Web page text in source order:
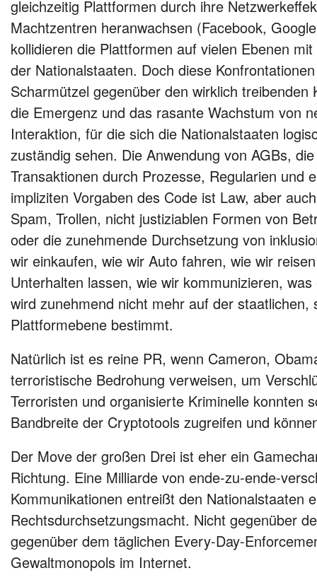
gleichzeitig Plattformen durch ihre
Machtzentren heranwachsen (Facebook,
kollidieren die Plattformen auf vielen Ebenen
der Nationalstaaten. Doch diese
Scharmützel gegenüber den wirklich
die Emergenz und das rasante Wachstum von
Interaktion, für die sich die Nationalstaaten
zuständig sehen. Die Anwendung von AGBs,
Transaktionen durch Prozesse, Regularien und
impliziten Vorgaben des Code ist Law, aber
Spam, Trollen, nicht justiziablen Formen von
oder die zunehmende Durchsetzung von
wir einkaufen, wie wir Auto fahren, wie wir
Unterhalten lassen, wie wir kommunizieren,
wird zunehmend nicht mehr auf der staatlichen,
Plattformebene bestimmt.
Natürlich ist es reine PR, wenn Cameron,
terroristische Bedrohung verweisen, um
Terroristen und organisierte Kriminelle konnten
Bandbreite der Cryptotools zugreifen und
Der Move der großen Drei ist eher ein
Richtung. Eine Milliarde von ende-zu-ende-
Kommunikationen entreißt den Nationalstaaten
Rechtsdurchsetzungsmacht. Nicht gegenüber
gegenüber dem täglichen Every-Day-
Gewaltmonopols im Internet.